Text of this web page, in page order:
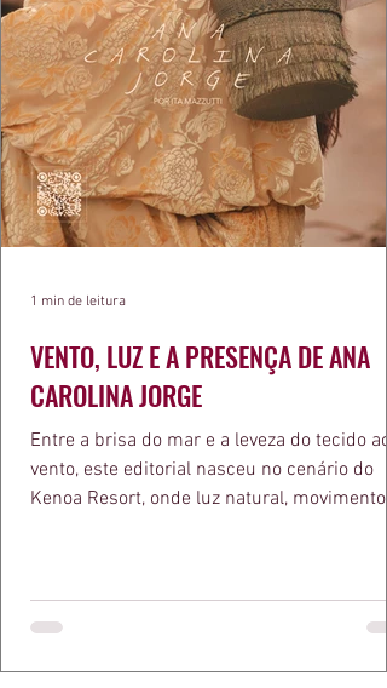
VENTO, LUZ E A PRESENÇA DE ANA
CAROLINA JORGE
Entre a brisa do mar e a leveza do tecido ao
vento, este editorial nasceu no cenário do
Kenoa Resort, onde luz natural, movimento e
algo de intemporal em vestir o vento e
1 min de leitura